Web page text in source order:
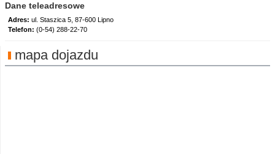
Dane teleadresowe
Adres: ul. Staszica 5, 87-600 Lipno
Telefon: (0-54) 288-22-70
mapa dojazdu